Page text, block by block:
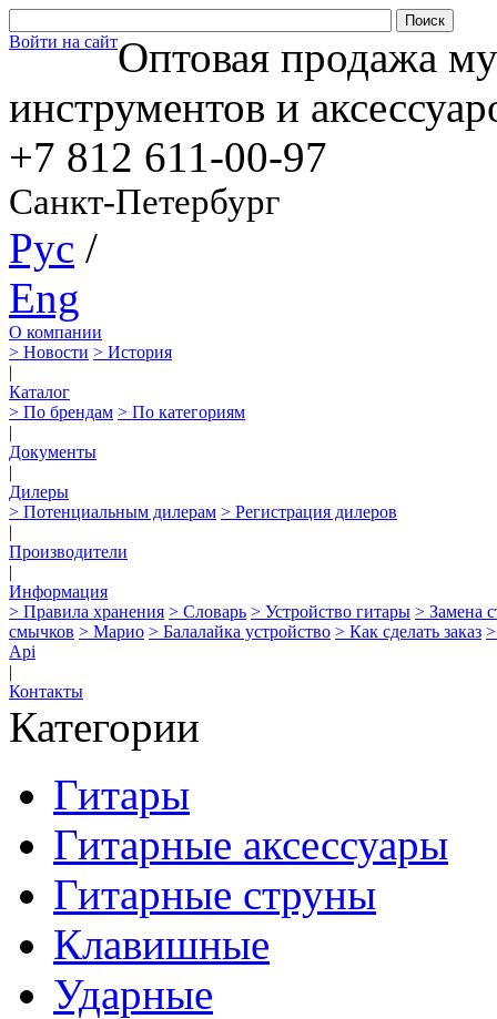
Войти на сайтОптовая продажа
инструментов и
+7 812 611-00-97
Санкт-Петербург
Рус /
Eng
О компании
> Новости > История
|
Каталог
> По брендам > По категориям
|
Документы
|
Дилеры
> Потенциальным дилерам > Регистрация дилеров
|
Производители
|
Информация
> Правила хранения > Словарь > Устройство гитары > Замена
смычков > Марио > Балалайка устройство > Как сделать заказ
Api
|
Контакты
Категории
Гитары
Гитарные аксессуары
Гитарные струны
Клавишные
Ударные